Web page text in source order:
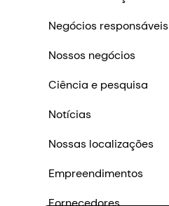
Negócios responsáveis
Nossos negócios
Ciência e pesquisa
Notícias
Nossas localizações
Empreendimentos
Fornecedores